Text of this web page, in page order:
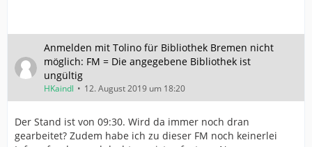
Anmelden mit Tolino für Bibliothek Bremen nicht
möglich: FM = Die angegebene Bibliothek ist
ungültig
HKaindl 12. August 2019 um 18:20
Der Stand ist von 09:30. Wird da immer noch dran
gearbeitet? Zudem habe ich zu dieser FM noch keinerlei